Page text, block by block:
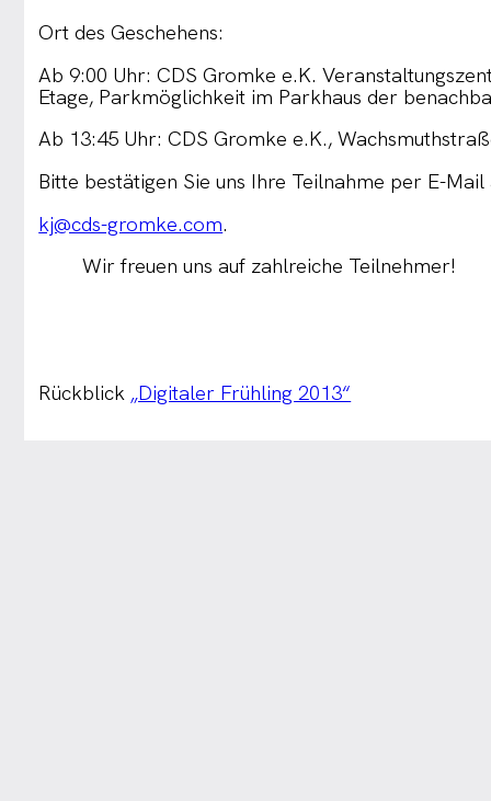
Ort des Geschehens:
Ab 9:00 Uhr: CDS Gromke e.K.
Etage, Parkmöglichkeit im Parkhaus der
Ab 13:45 Uhr: CDS Gromke e.K.,
Bitte bestätigen Sie uns Ihre Teilnahme per E-Mail
kj@cds-gromke.com.
Wir freuen uns auf zahlreiche Teilnehmer!
Rückblick „Digitaler Frühling 2013“